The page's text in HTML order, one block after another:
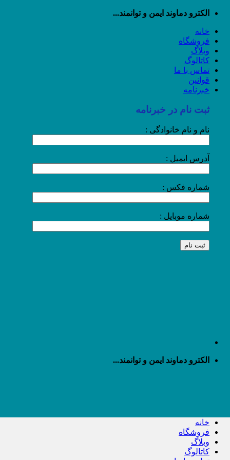
پرش
محتوا
الکترو دماوند ایمن و توانمند...
خانه
فروشگاه
وبلاگ
کاتالوگ
تماس با ما
قوانین
خبرنامه
ثبت نام در خبرنامه
نام و نام خانوادگی :
آدرس ایمیل :
شماره فکس :
شماره موبایل :
الکترو دماوند ایمن و توانمند...
خانه
فروشگاه
وبلاگ
کاتالوگ